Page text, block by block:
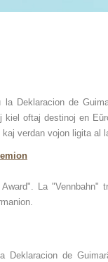
Deklaracion de
oftaj destinoj en
verdan vojon ligita al
La
Deklaracion de